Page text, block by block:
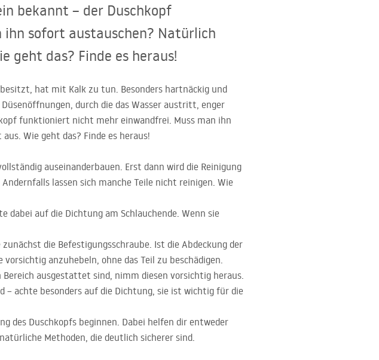
bekannt – der Duschkopf
sofort austauschen? Natürlich
geht das? Finde es heraus!
hat mit Kalk zu tun. Besonders hartnäckig und
durch die das Wasser austritt, enger
funktioniert nicht mehr einwandfrei. Muss man ihn
Wie geht das? Finde es heraus!
auseinanderbauen. Erst dann wird die Reinigung
lassen sich manche Teile nicht reinigen. Wie
dabei auf die Dichtung am Schlauchende. Wenn sie
die Befestigungsschraube. Ist die Abdeckung der
anzuhebeln, ohne das Teil zu beschädigen.
ausgestattet sind, nimm diesen vorsichtig heraus.
– achte besonders auf die Dichtung, sie ist wichtig für die
des Duschkopfs beginnen. Dabei helfen dir entweder
Methoden, die deutlich sicherer sind.